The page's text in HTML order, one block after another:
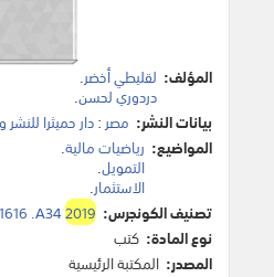
المؤلف: لقليطي أخضر.
دردوري لحسن.
بيانات النشر: مصر :دار حميثرا للنشر
المواضيع: رياضيات مالية.
التمويل.
الاستثمار.
تصنيف الكونجرس:
.A342019
نوع المادة: كتب
المصدر: المكتبة الرئيسية